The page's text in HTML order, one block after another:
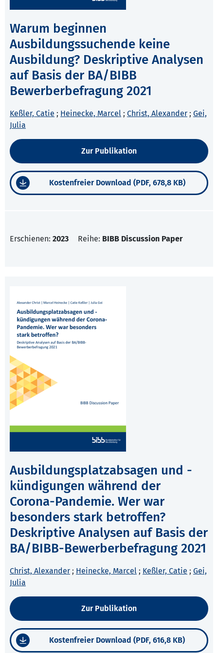
Warum beginnen
Ausbildungssuchende keine
Ausbildung? Deskriptive Analysen
auf Basis der BA/BIBB
Bewerberbefragung 2021
Keßler, Catie ; Heinecke, Marcel ; Christ, Alexander ; Gei,
Julia
Zur Publikation
Kostenfreier Download (PDF, 678,8 KB)
Erschienen: 2023 Reihe: BIBB Discussion Paper
Ausbildungsplatzabsagen und -
kündigungen während der
Corona-Pandemie. Wer war
besonders stark betroffen?
Deskriptive Analysen auf Basis der
BA/BIBB-Bewerberbefragung 2021
Christ, Alexander ; Heinecke, Marcel ; Keßler, Catie ; Gei,
Julia
Zur Publikation
Kostenfreier Download (PDF, 616,8 KB)